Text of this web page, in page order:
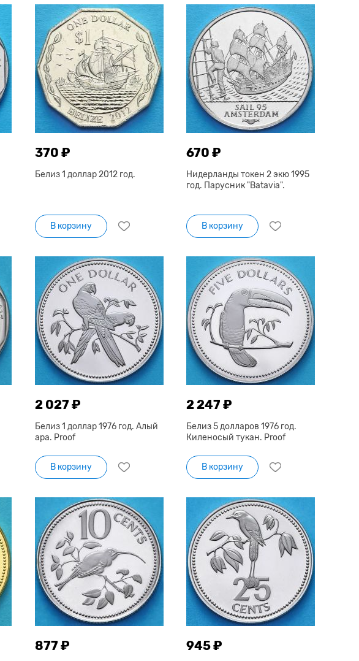
370 ₽
Белиз 1 доллар 2012 год.
В корзину
670 ₽
Нидерланды токен 2 экю 1995
год. Парусник "Batavia".
В корзину
2 027 ₽
Белиз 1 доллар 1976 год. Алый
ара. Proof
В корзину
2 247 ₽
Белиз 5 долларов 1976 год.
Киленосый тукан. Proof
В корзину
877 ₽ 945 ₽